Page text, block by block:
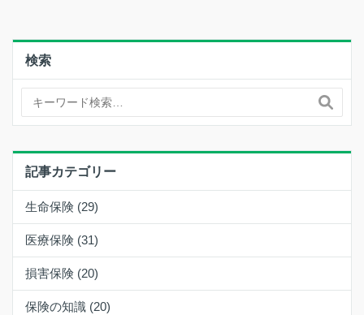
検索
記事カテゴリー
生命保険 (29)
医療保険 (31)
損害保険 (20)
保険の知識 (20)